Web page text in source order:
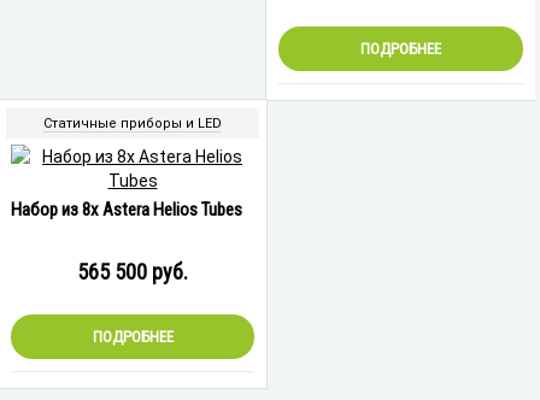
ПОДРОБНЕЕ
Статичные приборы и LED
Набор из 8x Astera Helios Tubes
565 500 руб.
ПОДРОБНЕЕ